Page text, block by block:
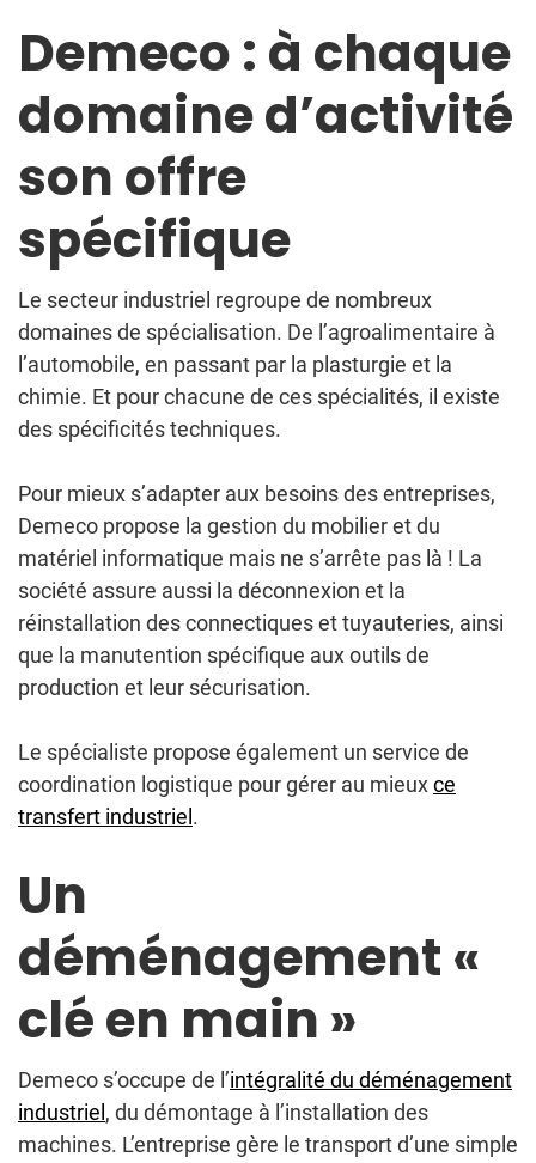
Demeco : à chaque
domaine d’activité
son offre
spécifique
Le secteur industriel regroupe de nombreux
domaines de spécialisation. De l’agroalimentaire à
l’automobile, en passant par la plasturgie et la
chimie. Et pour chacune de ces spécialités, il existe
des spécificités techniques.
Pour mieux s’adapter aux besoins des entreprises,
Demeco propose la gestion du mobilier et du
matériel informatique mais ne s’arrête pas là ! La
société assure aussi la déconnexion et la
réinstallation des connectiques et tuyauteries, ainsi
que la manutention spécifique aux outils de
production et leur sécurisation.
Le spécialiste propose également un service de
coordination logistique pour gérer au mieuxce
transfert industriel .
Un
déménagement «
clé en main »
Demeco s’occupe de l’intégralité du déménagement
industriel , du démontage à l’installation des
machines. L’entreprise gère le transport d’une simple